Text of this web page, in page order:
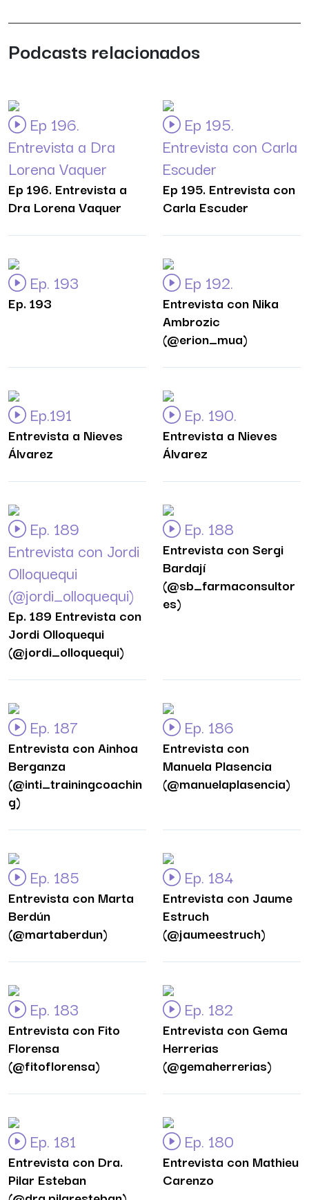
Podcasts relacionados
Ep 196.
Entrevista a Dra
Lorena Vaquer
Ep 196. Entrevista a
Dra Lorena Vaquer
Ep 195.
Entrevista con Carla
Escuder
Ep 195. Entrevista con
Carla Escuder
Ep. 193
Ep. 193
Ep 192.
Entrevista con Nika
Ambrozic
(@erion_mua)
Ep.191
Entrevista a Nieves
Álvarez
Ep. 190.
Entrevista a Nieves
Álvarez
Ep. 189
Entrevista con Jordi
Olloquequi
(@jordi_olloquequi)
Ep. 189 Entrevista con
Jordi Olloquequi
(@jordi_olloquequi)
Ep. 188
Entrevista con Sergi
Bardají
(@sb_farmaconsultor
es)
Ep. 187
Entrevista con Ainhoa
Berganza
(@inti_trainingcoachin
g)
Ep. 186
Entrevista con
Manuela Plasencia
(@manuelaplasencia)
Ep. 185
Entrevista con Marta
Berdún
(@martaberdun)
Ep. 184
Entrevista con Jaume
Estruch
(@jaumeestruch)
Ep. 183
Entrevista con Fito
Florensa
(@fitoflorensa)
Ep. 182
Entrevista con Gema
Herrerias
(@gemaherrerias)
Ep. 181
Entrevista con Dra.
Pilar Esteban
Ep. 180
Entrevista con Mathieu
Carenzo